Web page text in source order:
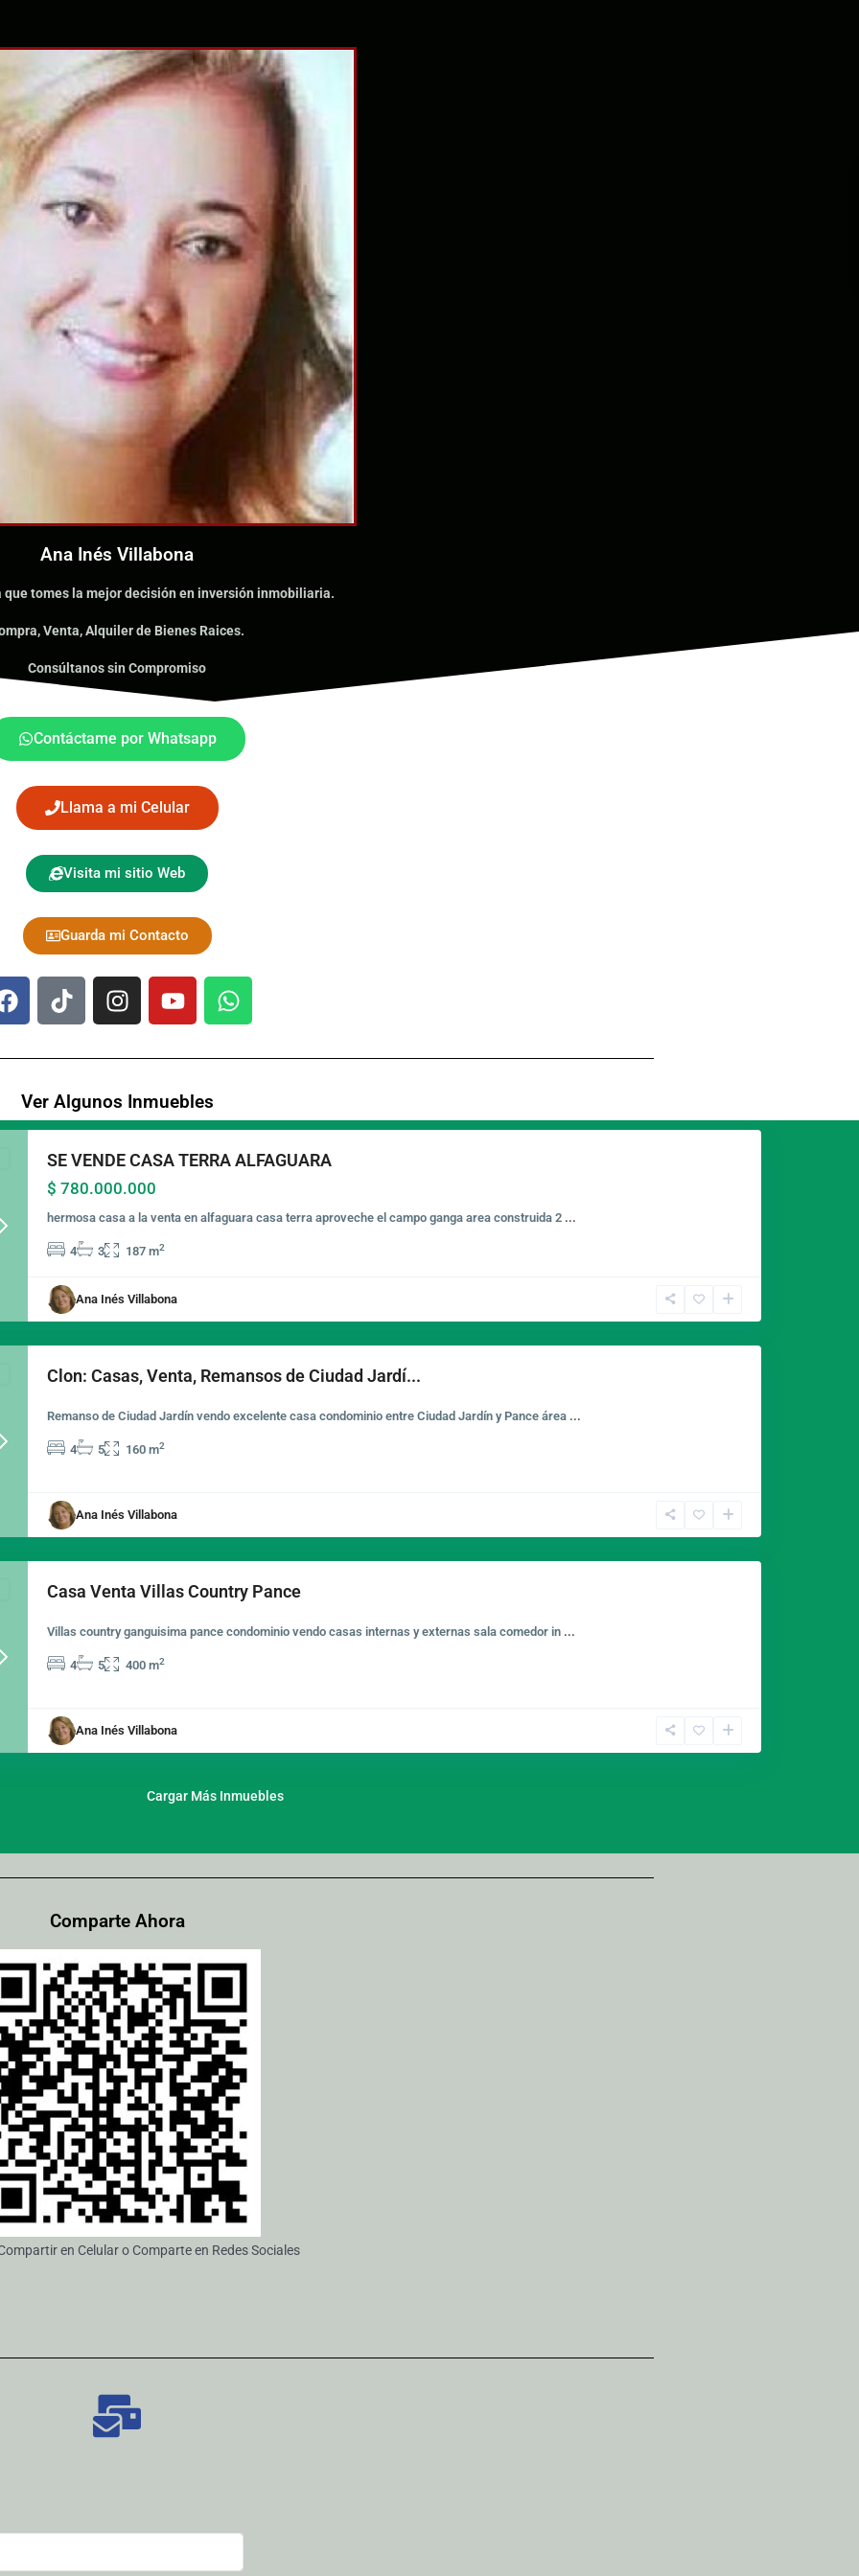
Ana Inés Villabona
que tomes la mejor decisión en inversión inmobiliaria.
Venta, Alquiler de Bienes Raices.
Consúltanos sin Compromiso
Contáctame por Whatsapp
Llama a mi Celular
Visita mi sitio Web
Guarda mi Contacto
Ver Algunos Inmuebles
Next
SE VENDE CASA TERRA ALFAGUARA
$ 780.000.000
hermosa casa a la venta en alfaguara casa terra aproveche el campo ganga area construida 2 ...
4 3 187 m2
Ana Inés Villabona
Next
Clon: Casas, Venta, Remansos de Ciudad Jardí...
Remanso de Ciudad Jardín vendo excelente casa condominio entre Ciudad Jardín y Pance área ...
4 5 160 m2
Ana Inés Villabona
Next
Casa Venta Villas Country Pance
Villas country ganguisima pance condominio vendo casas internas y externas sala comedor in ...
4 5 400 m2
Ana Inés Villabona
Cargar Más Inmuebles
Comparte Ahora
en Celular o Comparte en Redes Sociales